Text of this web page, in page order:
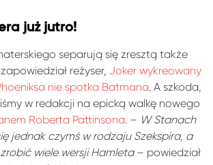
już jutro!
separują się zresztą także
reżyser, Joker wykreowany
nie spotka Batmana. A szkoda,
w redakcji na epicką walkę nowego
Roberta Pattinsona. – W Stanach
jednak czymś w rodzaju Szekspira, a
wiele wersji Hamleta – powiedział